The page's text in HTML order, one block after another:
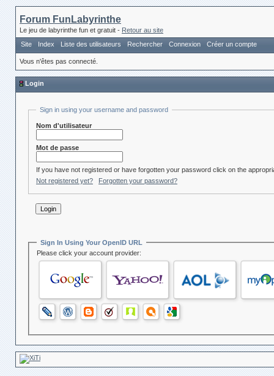
Forum FunLabyrinthe
Le jeu de labyrinthe fun et gratuit - Retour au site
Site
Index Liste des utilisateurs Rechercher Connexion Créer un compte
Vous n'êtes pas connecté.
Login
Sign in using your username and password
Nom d'utilisateur
Mot de passe
If you have not registered or have forgotten your password click on the
Not registered yet?
Forgotten your password?
Sign In Using Your OpenID URL
Please click your account provider: